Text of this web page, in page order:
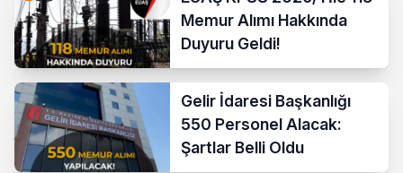
Memur Alımı Hakkında
Duyuru Geldi!
Gelir İdaresi Başkanlığı
550 Personel Alacak:
Şartlar Belli Oldu